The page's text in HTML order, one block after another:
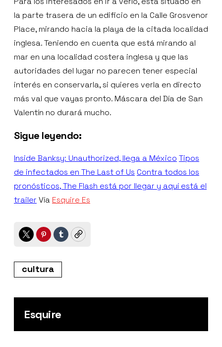
la parte trasera de un edificio en la Calle Grosvenor
Place, mirando hacia la playa de la citada localidad
inglesa. Teniendo en cuenta que está mirando al
mar en una localidad costera inglesa y que las
autoridades del lugar no parecen tener especial
interés en conservarla, si quieres verla en directo
más val que vayas pronto. Máscara del Día de San
Valentín no durará mucho.
Sigue leyendo:
Inside Banksy: Unauthorized, llega a México Tipos
de infectados en The Last of Us Contra todos los
pronósticos, The Flash está por llegar y aquí está el
trailer Vía Esquire Es
TwitterPinterest
TumblrCopy
cultura
Esquire